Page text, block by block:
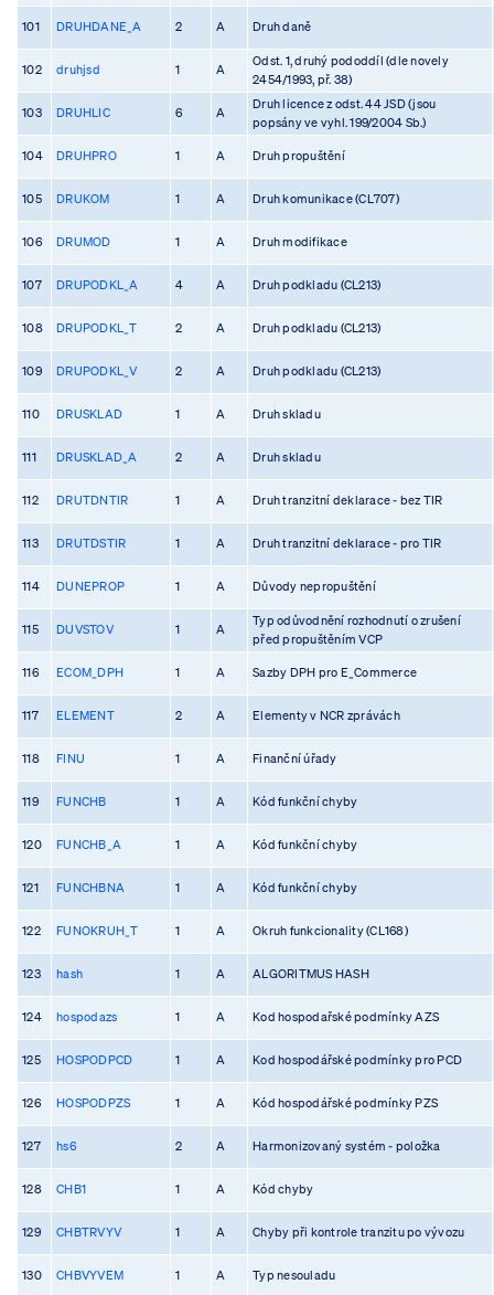
101 DRUHDANE_A 2 A Druh daně
102 druhjsd 1 A
Odst. 1, druhý pododdíl (dle novely
2454/1993, př. 38)
103 DRUHLIC 6 A
Druh licence z odst. 44 JSD (jsou
popsány ve vyhl. 199/2004 Sb.)
104 DRUHPRO 1 A Druh propuštění
105 DRUKOM 1 A Druh komunikace (CL707)
106 DRUMOD 1 A Druh modifikace
107 DRUPODKL_A 4 A Druh podkladu (CL213)
108 DRUPODKL_T 2 A Druh podkladu (CL213)
109 DRUPODKL_V 2 A Druh podkladu (CL213)
110 DRUSKLAD 1 A Druh skladu
111 DRUSKLAD_A 2 A Druh skladu
112 DRUTDNTIR 1 A Druh tranzitní deklarace - bez TIR
113 DRUTDSTIR 1 A Druh tranzitní deklarace - pro TIR
114 DUNEPROP 1 A Důvody nepropuštění
115 DUVSTOV 1 A
Typ odůvodnění rozhodnutí o zrušení
před propuštěním VCP
116 ECOM_DPH 1 A Sazby DPH pro E_Commerce
117 ELEMENT 2 A Elementy v NCR zprávách
118 FINU 1 A Finanční úřady
119 FUNCHB 1 A Kód funkční chyby
120 FUNCHB_A 1 A Kód funkční chyby
121 FUNCHBNA 1 A Kód funkční chyby
122 FUNOKRUH_T 1 A Okruh funkcionality (CL168)
123 hash 1 A ALGORITMUS HASH
124 hospodazs 1 A Kod hospodařské podmínky AZS
125 HOSPODPCD 1 A Kod hospodářské podmínky pro PCD
126 HOSPODPZS 1 A Kód hospodářské podmínky PZS
127 hs6 2 A Harmonizovaný systém - položka
128 CHB1 1 A Kód chyby
129 CHBTRVYV 1 A Chyby při kontrole tranzitu po vývozu
130 CHBVYVEM 1 A Typ nesouladu